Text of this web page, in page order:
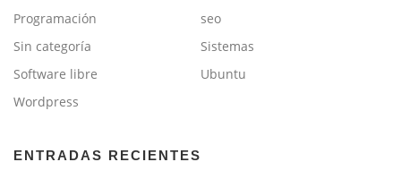
Programación
seo
Sin categoría
Sistemas
Software libre
Ubuntu
Wordpress
ENTRADAS RECIENTES